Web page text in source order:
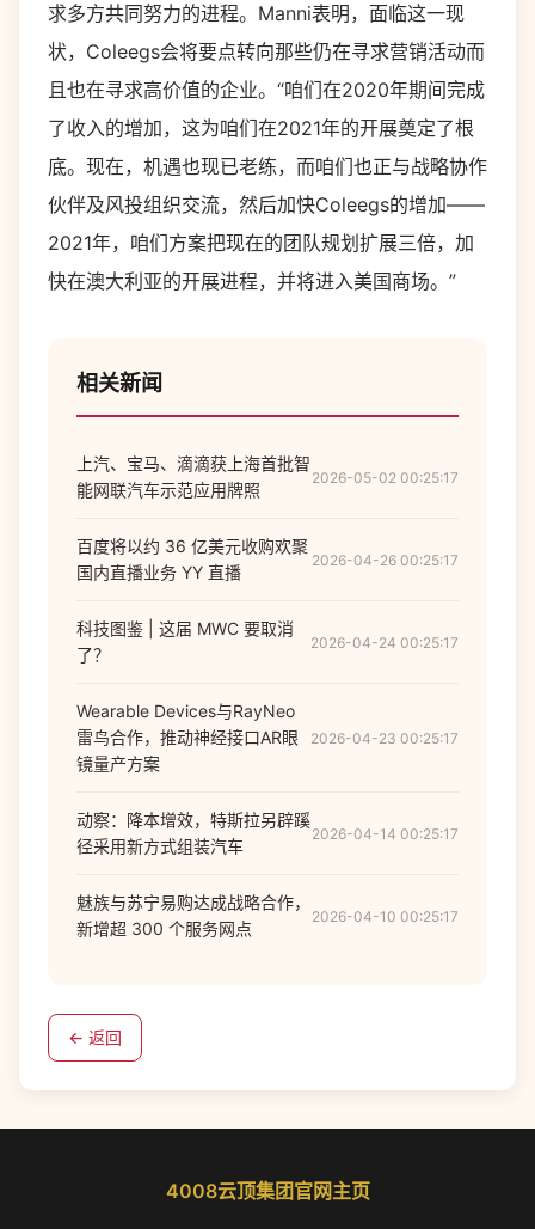
求多方共同努力的进程。Manni表明，面临这一现
状，Coleegs会将要点转向那些仍在寻求营销活动而
且也在寻求高价值的企业。“咱们在2020年期间完成
了收入的增加，这为咱们在2021年的开展奠定了根
底。现在，机遇也现已老练，而咱们也正与战略协作
伙伴及风投组织交流，然后加快Coleegs的增加——
2021年，咱们方案把现在的团队规划扩展三倍，加
快在澳大利亚的开展进程，并将进入美国商场。”
相关新闻
上汽、宝马、滴滴获上海首批智
能网联汽车示范应用牌照
2026-05-02 00:25:17
百度将以约 36 亿美元收购欢聚
国内直播业务 YY 直播
2026-04-26 00:25:17
科技图鉴 | 这届 MWC 要取消
了？
2026-04-24 00:25:17
Wearable Devices与RayNeo
雷鸟合作，推动神经接口AR眼
镜量产方案
2026-04-23 00:25:17
动察：降本增效，特斯拉另辟蹊
径采用新方式组装汽车
2026-04-14 00:25:17
魅族与苏宁易购达成战略合作，
新增超 300 个服务网点
2026-04-10 00:25:17
← 返回
4008云顶集团官网主页